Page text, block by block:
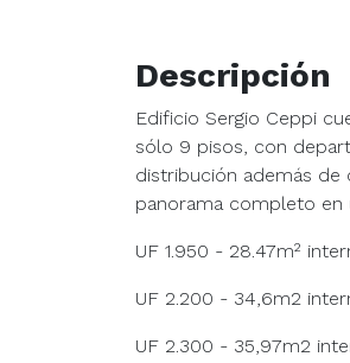
Descripción
Edificio Sergio Ceppi
sólo 9 pisos, con
distribución además
panorama completo en
UF 1.950 - 28.47m²
UF 2.200 - 34,6m2
UF 2.300 - 35,97m2